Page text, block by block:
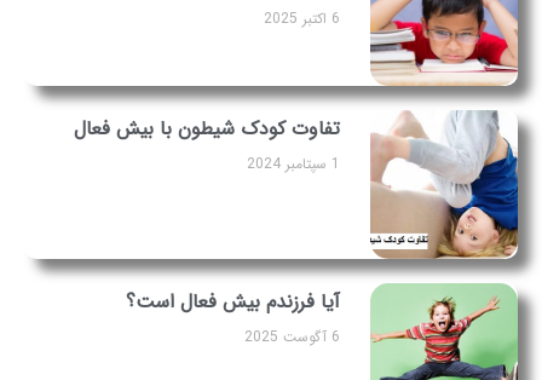
6 اکتبر 2025
تفاوت کودک شیطون با بیش فعال
1 سپتامبر 2024
آیا فرزندم بیش فعال است؟
6 آگوست 2025